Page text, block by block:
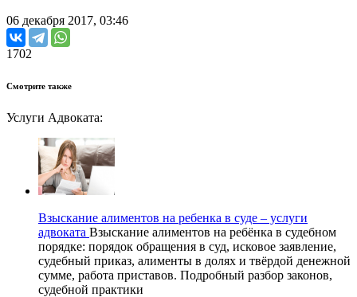
06 декабря 2017, 03:46
1702
Смотрите также
Услуги Адвоката:
Взыскание алиментов на ребенка в суде – услуги
адвоката Взыскание алиментов на ребёнка в судебном
порядке: порядок обращения в суд, исковое заявление,
судебный приказ, алименты в долях и твёрдой денежной
сумме, работа приставов. Подробный разбор законов,
судебной практики